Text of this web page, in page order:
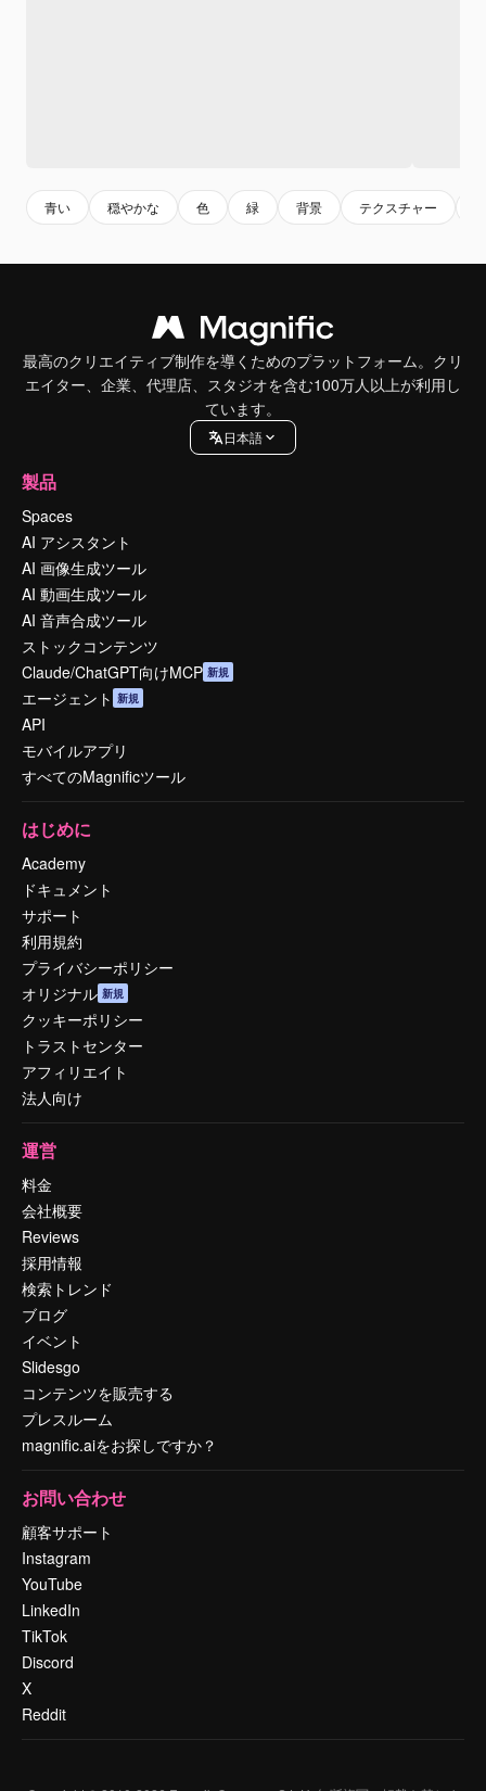
青い 穏やかな 色 緑 背景 テクスチャー
最高のクリエイティブ制作を導くためのプラットフォーム。クリ
エイター、企業、代理店、スタジオを含む100万人以上が利用し
ています。
日本語
製品
Spaces
AI アシスタント
AI 画像生成ツール
AI 動画生成ツール
AI 音声合成ツール
ストックコンテンツ
Claude/ChatGPT向けMCP 新規
エージェント 新規
API
モバイルアプリ
すべてのMagnificツール
はじめに
Academy
ドキュメント
サポート
利用規約
プライバシーポリシー
オリジナル 新規
クッキーポリシー
トラストセンター
アフィリエイト
法人向け
運営
料金
会社概要
Reviews
採用情報
検索トレンド
ブログ
イベント
Slidesgo
コンテンツを販売する
プレスルーム
magnific.aiをお探しですか？
お問い合わせ
顧客サポート
Instagram
YouTube
LinkedIn
TikTok
Discord
X
Reddit